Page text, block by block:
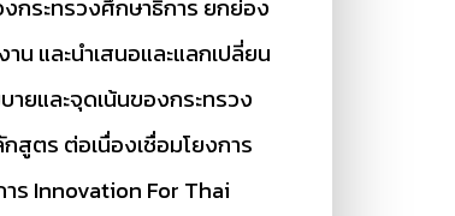
กระทรวงศึกษาธิการ ยกย่อง
และนำเสนอและแลกเปลี่ยน
ยและจุดเน้นของกระทรวง
สูตร ต่อเนื่องเชื่อมโยงการ
ร Innovation For Thai